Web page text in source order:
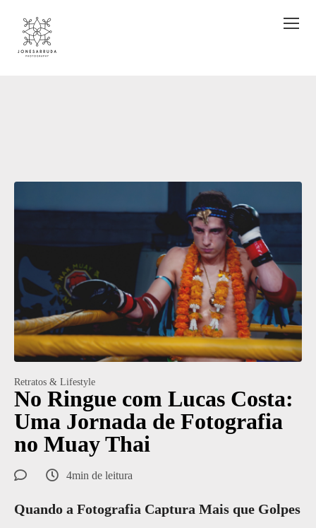
Retratos & Lifestyle
No Ringue com Lucas Costa:
Uma Jornada de Fotografia
no Muay Thai
4min de leitura
Quando a Fotografia Captura Mais que Golpes